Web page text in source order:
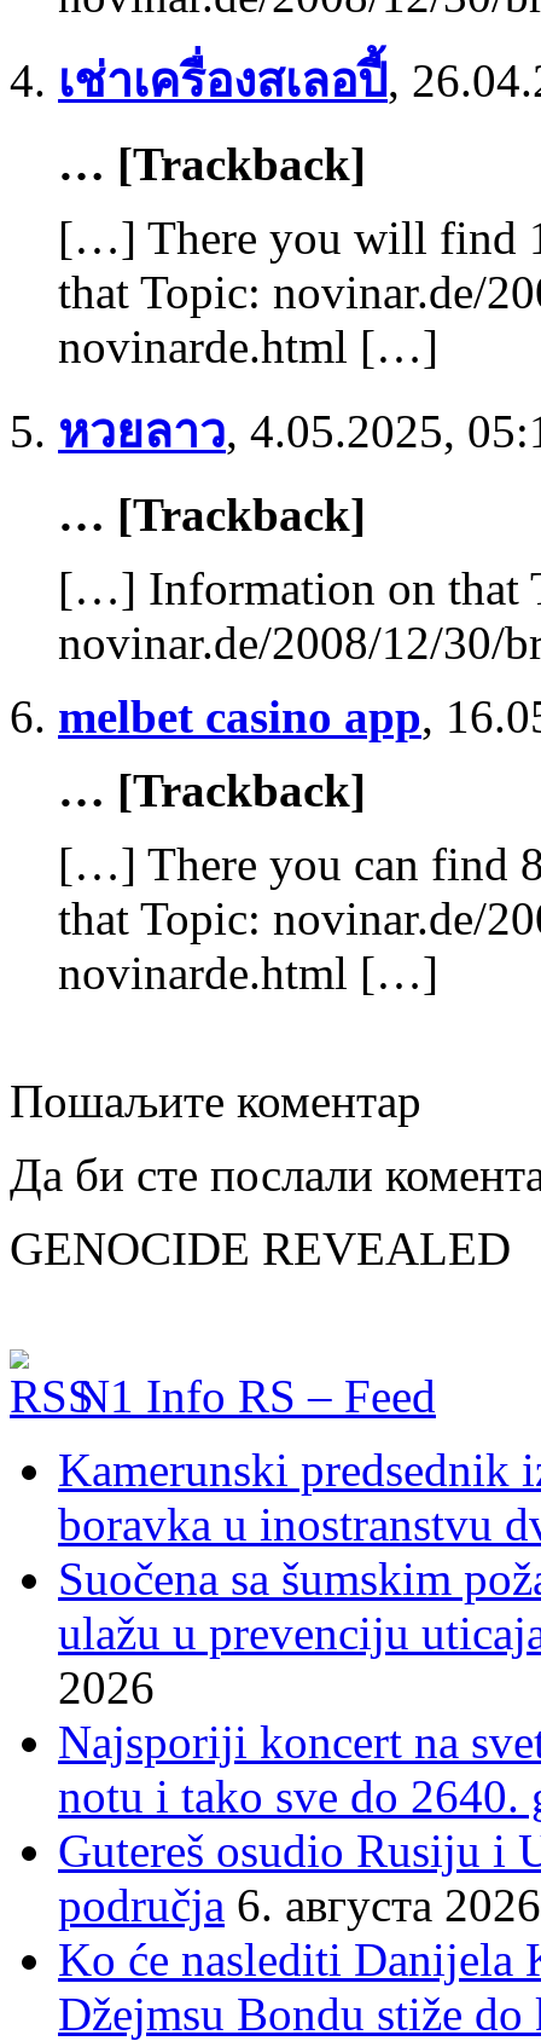
เช่าเครื่องสเลอปี้,
… [Trackback]
[…] There you will find
that Topic: novinar.de/
novinarde.html […]
หวยลาว, 4.05.2025,
… [Trackback]
[…] Information on that
novinar.de/2008/12/30/
melbet casino app,
… [Trackback]
[…] There you can find
that Topic: novinar.de/
novinarde.html […]
Пошаљите коментар
Да би сте послали
GENOCIDE REVEALED
N1 Info RS – Feed
Kamerunski predsednik
boravka u inostranstvu
Suočena sa šumskim
ulažu u prevenciju
2026
Najsporiji koncert na
notu i tako sve do 2640.
Gutereš osudio Rusiju i
područja 6. августа 2026
Ko će naslediti Danijela
Džejmsu Bondu stiže do